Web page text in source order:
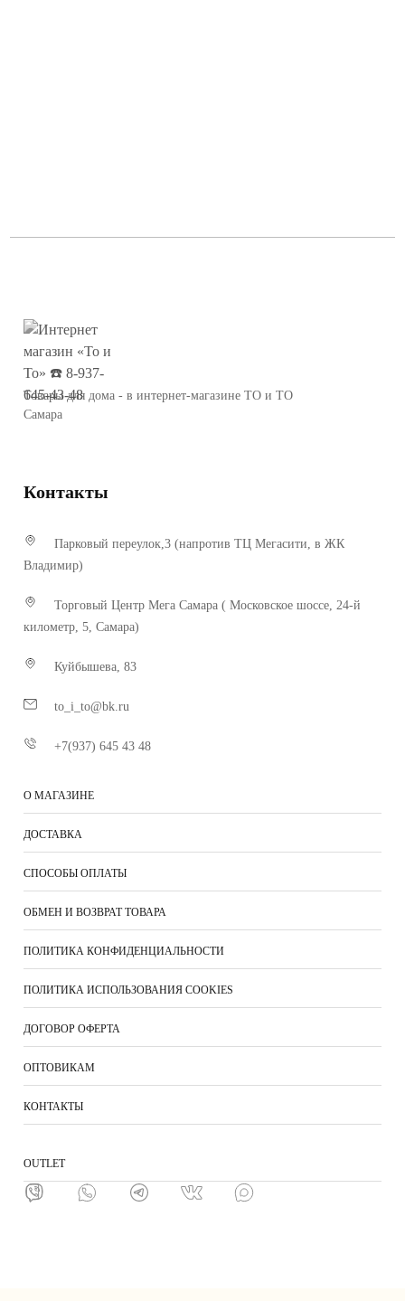
Товары для дома - в интернет-магазине ТО и ТО
Самара
Контакты
Парковый переулок,3 (напротив ТЦ Мегасити, в ЖК
Владимир)
Торговый Центр Мега Самара ( Московское шоссе, 24-й
километр, 5, Самара)
Куйбышева, 83
to_i_to@bk.ru
+7(937) 645 43 48
О МАГАЗИНЕ
ДОСТАВКА
СПОСОБЫ ОПЛАТЫ
ОБМЕН И ВОЗВРАТ ТОВАРА
ПОЛИТИКА КОНФИДЕНЦИАЛЬНОСТИ
ПОЛИТИКА ИСПОЛЬЗОВАНИЯ COOKIES
ДОГОВОР ОФЕРТА
ОПТОВИКАМ
КОНТАКТЫ
ОUTLET